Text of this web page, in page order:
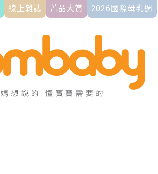
線上雜誌 菁品大賞 2026國際母乳週